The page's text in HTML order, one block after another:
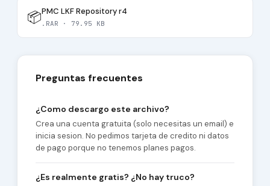
📦PMC LKF Repository r4
.RAR · 79.95 KB
Preguntas frecuentes
¿Como descargo este archivo?
Crea una cuenta gratuita (solo necesitas un email) e
inicia sesion. No pedimos tarjeta de credito ni datos
de pago porque no tenemos planes pagos.
¿Es realmente gratis? ¿No hay truco?